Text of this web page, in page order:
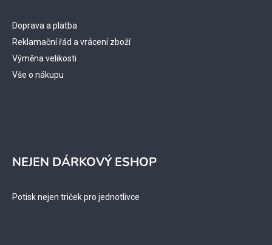
Doprava a platba
Reklamační řád a vrácení zboží
Výměna velikosti
Vše o nákupu
NEJEN DÁRKOVÝ ESHOP
Potisk nejen triček pro jednotlivce